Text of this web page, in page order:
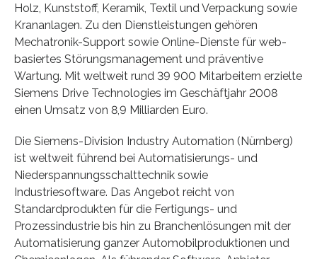
Holz, Kunststoff, Keramik, Textil und Verpackung sowie
Krananlagen. Zu den Dienstleistungen gehören
Mechatronik-Support sowie Online-Dienste für web-
basiertes Störungsmanagement und präventive
Wartung. Mit weltweit rund 39 900 Mitarbeitern erzielte
Siemens Drive Technologies im Geschäftjahr 2008
einen Umsatz von 8,9 Milliarden Euro.
Die Siemens-Division Industry Automation (Nürnberg)
ist weltweit führend bei Automatisierungs- und
Niederspannungsschalttechnik sowie
Industriesoftware. Das Angebot reicht von
Standardprodukten für die Fertigungs- und
Prozessindustrie bis hin zu Branchenlösungen mit der
Automatisierung ganzer Automobilproduktionen und